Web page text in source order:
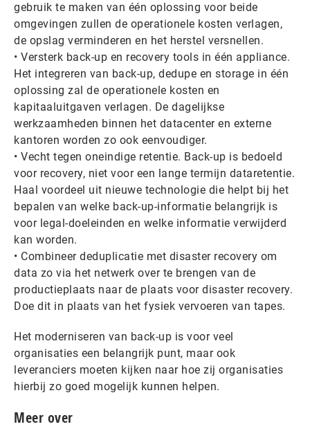
gebruik te maken van één oplossing voor beide
omgevingen zullen de operationele kosten verlagen,
de opslag verminderen en het herstel versnellen.
• Versterk back-up en recovery tools in één appliance.
Het integreren van back-up, dedupe en storage in één
oplossing zal de operationele kosten en
kapitaaluitgaven verlagen. De dagelijkse
werkzaamheden binnen het datacenter en externe
kantoren worden zo ook eenvoudiger.
• Vecht tegen oneindige retentie. Back-up is bedoeld
voor recovery, niet voor een lange termijn dataretentie.
Haal voordeel uit nieuwe technologie die helpt bij het
bepalen van welke back-up-informatie belangrijk is
voor legal-doeleinden en welke informatie verwijderd
kan worden.
• Combineer deduplicatie met disaster recovery om
data zo via het netwerk over te brengen van de
productieplaats naar de plaats voor disaster recovery.
Doe dit in plaats van het fysiek vervoeren van tapes.
Het moderniseren van back-up is voor veel
organisaties een belangrijk punt, maar ook
leveranciers moeten kijken naar hoe zij organisaties
hierbij zo goed mogelijk kunnen helpen.
Meer over